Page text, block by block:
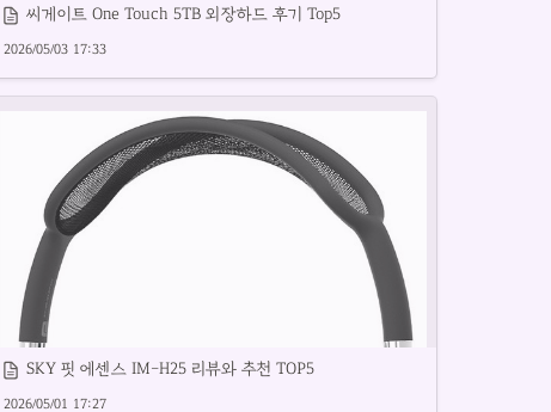
뱅앤올룹슨 헤드폰의 주요 특징과 성능을 소개합니다.
삼성외장하드 주요 제품을 비교하고 추천합니다.
씨게이트 One Touch 5TB 외장하드 후기 Top5
2026/05/03 17:33
SKY 핏 에센스 IM-H25 리뷰와 추천 TOP5
2026/05/01 17:27